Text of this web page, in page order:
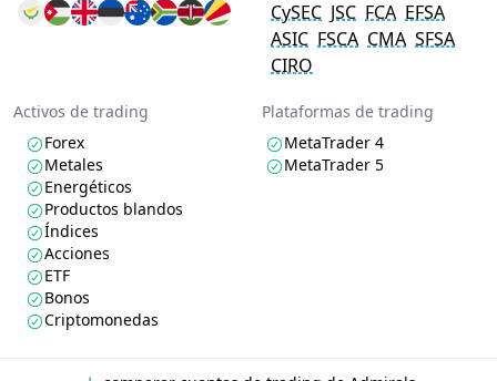
CySEC JSC FCA EFSA
ASIC FSCA CMA SFSA
CIRO
Activos de trading
Forex
Metales
Energéticos
Productos blandos
Índices
Acciones
ETF
Bonos
Criptomonedas
Plataformas de trading
MetaTrader 4
MetaTrader 5